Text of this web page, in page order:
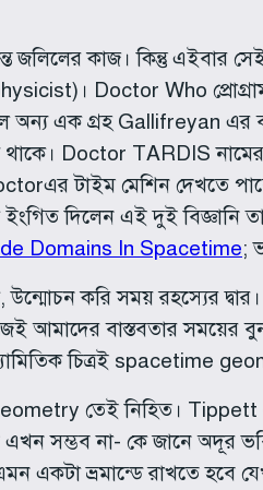
জলিলের কাজ। কিন্তু এইবার
Doctor Who প্রোগ্রাম
অন্য এক গ্রহ Gallifreyan এর
Doctor TARDIS
টাইম মেশিন দেখতে
দিলেন এই দুই বিজ্ঞানি
Domains In Spacetime;
করি সময় রহস্যের
আমাদের বাস্তবতার সময়ের
চিত্রই spacetime
তেই নিহিত।
সম্ভব না- কে জানে অদূর
একটা ভ্রমান্ডে রাখতে